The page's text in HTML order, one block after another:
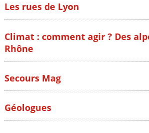
Les rues de Lyon
Climat : comment agir ? Des
Rhône
Secours Mag
Géologues